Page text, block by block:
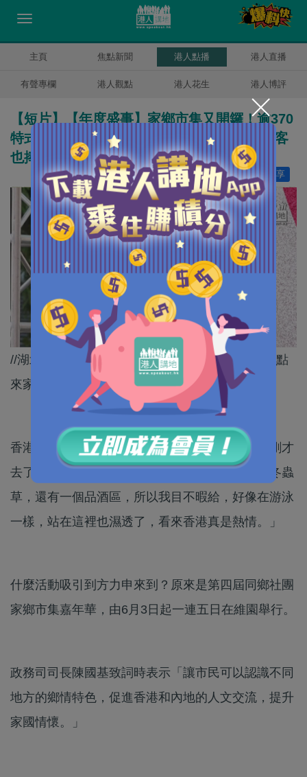
主頁 焦點新聞 港人點播 港人直播
有聲專欄 港人觀點 港人花生 港人博評
【短片】【年度盛事】家鄉市集又開鑼！逾370
特式攤位歷屆之最 方力申熱情撐場、外國遊客
也捧場
分享
讚好 16
//湖北鮮雞蛋、內蒙肚包肉、山東大煎餅，大家快點
來家鄉市集品嘗各地美食！//
香港藝人方力申：「我今年也是第一年參加。我剛才
去了幾個都覺得很有趣的，例如有些枸杞，有些冬蟲
草，還有一個品酒區，所以我目不暇給，好像在游泳
一樣，站在這裡也濕透了，看來香港真是熱情。」
什麼活動吸引到方力申來到？原來是第四屆同鄉社團
家鄉市集嘉年華，由6月3日起一連五日在維園舉行。
政務司司長陳國基致詞時表示「讓市民可以認識不同
地方的鄉情特色，促進香港和內地的人文交流，提升
家國情懷。」